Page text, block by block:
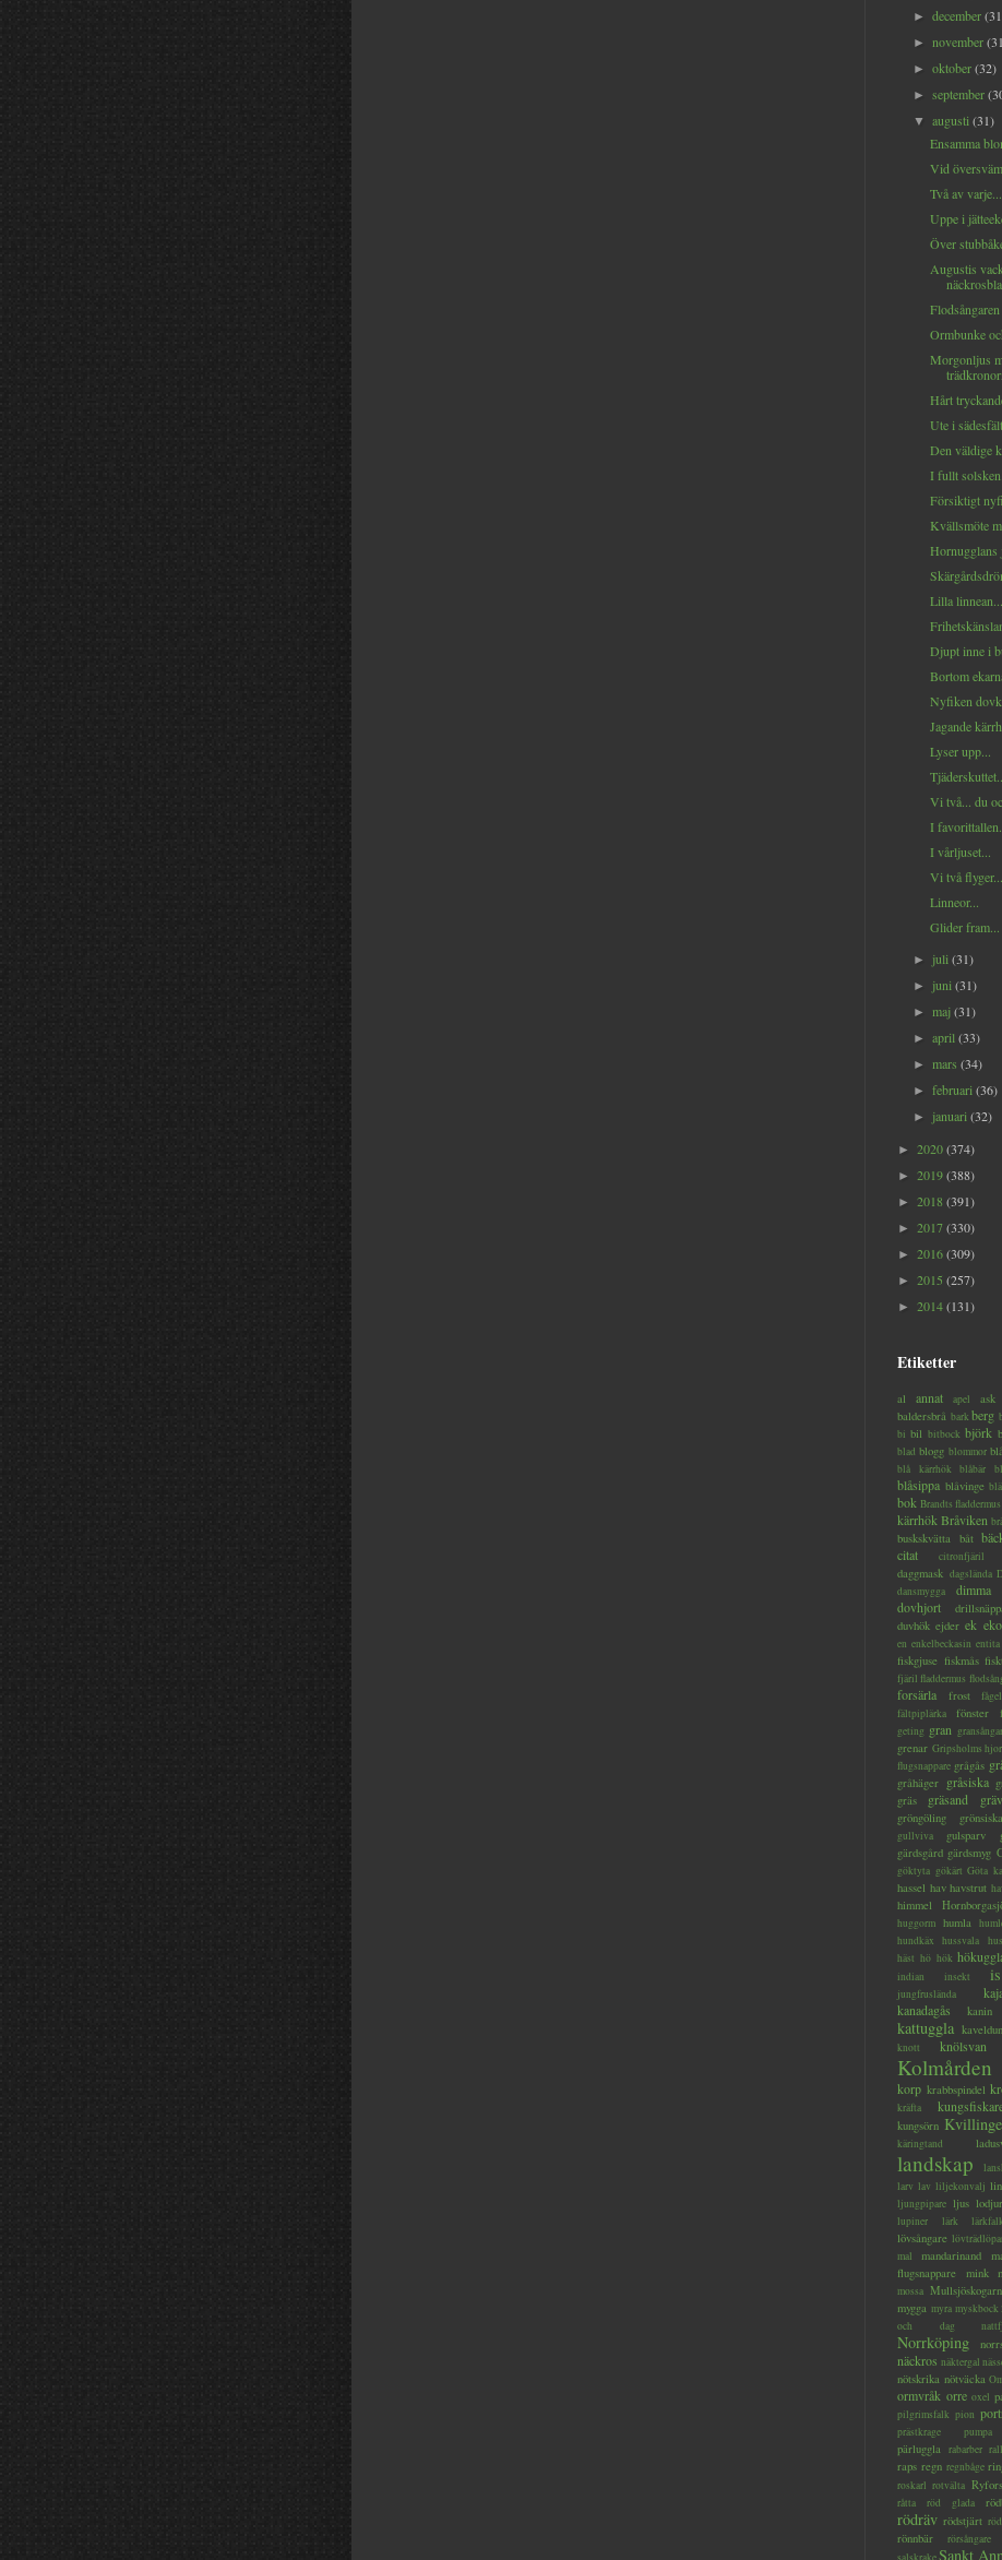
►december
►november
►oktober(32)
►september
▼augusti(31)
Ensamma
Vid
Två av varje...
Uppe i
Över
Augustis
Ormbunke
Morgonljus
Hårt
Ute i
Den väldige
I fullt
Försiktigt
Kvällsmöte
Hornugglans
Lilla linnean...
Djupt inne i
Bortom
Nyfiken
Jagande
Lyser upp...
Vi två... du
I
I vårljuset...
Vi två flyger...
Linneor...
Glider fram...
► juli(31)
► juni(31)
►maj(31)
►april(33)
►mars(34)
►februari(36)
► januari(32)
► 2020(374)
► 2019(388)
► 2018 (391)
► 2017(330)
► 2016(309)
► 2015 (257)
► 2014(131)
Etiketter
al annat apel ask
baldersbrå barkberg
bi bil bitbock björk
blad blogg blommor
blå kärrhök blåbär
blåsippa blåvinge
bok Brandts fladdermus
kärrhökBråviken
buskskvätta båt
citat
citronfjäril
daggmask dagslända
dansmygga
dimma
dovhjort
duvhök ejder ek
en enkelbeckasin entita
fiskgjuse fiskmås
fjäril fladdermus
forsärla frost fågel
fältpiplärka fönster
geting gran
grenar Gripsholms
flugsnappare grågås
gråhäger gråsiska
gräs
gräsand
gröngöling
grönsiska
gullviva gulsparv
gärdsgård gärdsmyg
göktyta gökärt Göta
hassel hav havstrut
himmel
huggorm humla
hundkäx
hussvala
häst hö hök
indian
insekt is
jungfruslända
kanadagås kanin
kattuggla kaveldun
knott knölsvan
Kolmården
korp krabbspindel
kräfta
kungsörn
käringtand
landskap
larv lav liljekonvalj
ljungpipare ljus lodjur
lupiner
lärk
lövsångare
mal mandarinand
flugsnappare
mink
mossa
mygga myra myskbock
och dag
Norrköping
näckros näktergal
nötskrika nötväcka
ormvråk orre oxel
pilgrimsfalk pion
prästkrage pumpa
pärluggla rabarber
raps regn regnbåge
roskarl rotvälta Ryfors
råtta
röd glada
rödräv rödstjärt
rönnbär rörsångare
Sankt